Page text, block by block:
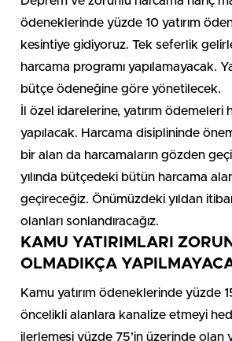
ödeneklerinde yüzde 10 yatırım
kesintiye gidiyoruz. Tek seferlik
harcama programı yapılamayacak.
bütçe ödeneğine göre yönetilecek.
İl özel idarelerine, yatırım ödemeleri
yapılacak. Harcama disiplininde
bir alan da harcamaların gözden
yılında bütçedeki bütün harcama
geçireceğiz. Önümüzdeki yıldan
olanları sonlandıracağız.
KAMU YATIRIMLARI
OLMADIKÇA
Kamu yatırım ödeneklerinde yüzde
öncelikli alanlara kanalize etmeyi
ilerlemesi yüzde 75’in üzerinde olan